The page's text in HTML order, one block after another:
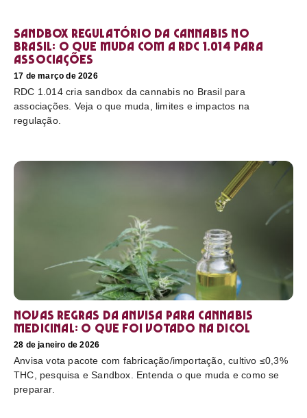
Sandbox regulatório da cannabis no
Brasil: o que muda com a RDC 1.014 para
associações
17 de março de 2026
RDC 1.014 cria sandbox da cannabis no Brasil para
associações. Veja o que muda, limites e impactos na
regulação.
Novas regras da Anvisa para cannabis
medicinal: o que foi votado na Dicol
28 de janeiro de 2026
Anvisa vota pacote com fabricação/importação, cultivo ≤0,3%
THC, pesquisa e Sandbox. Entenda o que muda e como se
preparar.